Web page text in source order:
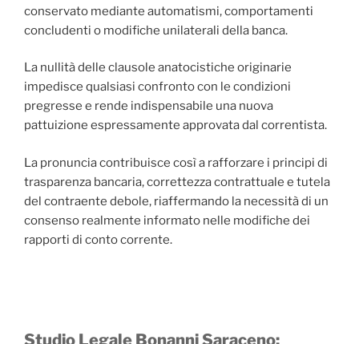
conservato mediante automatismi, comportamenti
concludenti o modifiche unilaterali della banca.
La nullità delle clausole anatocistiche originarie
impedisce qualsiasi confronto con le condizioni
pregresse e rende indispensabile una nuova
pattuizione espressamente approvata dal correntista.
La pronuncia contribuisce così a rafforzare i principi di
trasparenza bancaria, correttezza contrattuale e tutela
del contraente debole, riaffermando la necessità di un
consenso realmente informato nelle modifiche dei
rapporti di conto corrente.
Studio Legale Bonanni Saraceno: